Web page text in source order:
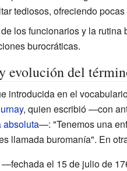
tediosos, ofreciendo
los funcionarios y la
burocráticas.
evolución del
introducida en el
, quien escribió —con
absoluta—: "Tenemos una
llamada buromanía". En
—fechada el 15 de julio de